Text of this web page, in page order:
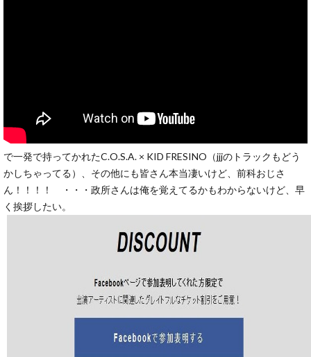
で一発で持ってかれたC.O.S.A. × KID FRESINO（jjjのトラックもどう
かしちゃってる）、その他にも皆さん本当凄いけど、前科おじさ
ん！！！！ ・・・政所さんは俺を覚えてるかもわからないけど、早
く挨拶したい。